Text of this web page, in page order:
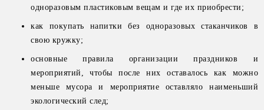
одноразовым пластиковым вещам и где их приобрести;
как покупать напитки без одноразовых стаканчиков в
свою кружку;
основные правила организации праздников и
мероприятий, чтобы после них оставалось как можно
меньше мусора и мероприятие оставляло наименьший
экологический след;